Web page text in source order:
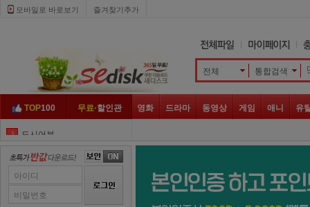
모바일로 바로보기 즐겨찾기추가
전체 통합검색
TOP100 무료·할인관 영화 드라마 동영상 게임 애니 유
3 도시어부
대탈출
그것이 알고 싶다
골목식당
아이디
비밀번호